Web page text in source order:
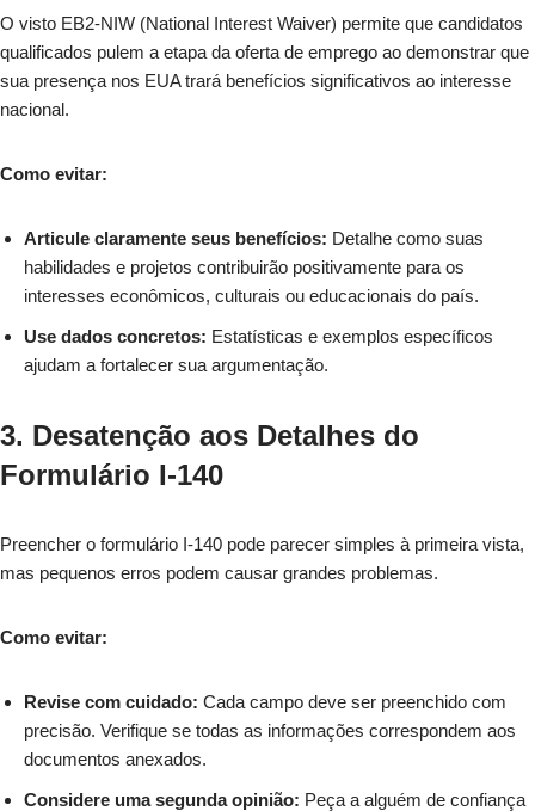
O visto EB2-NIW (National Interest Waiver) permite que candidatos
qualificados pulem a etapa da oferta de emprego ao demonstrar que
sua presença nos EUA trará benefícios significativos ao interesse
nacional.
Como evitar:
Articule claramente seus benefícios: Detalhe como suas
habilidades e projetos contribuirão positivamente para os
interesses econômicos, culturais ou educacionais do país.
Use dados concretos: Estatísticas e exemplos específicos
ajudam a fortalecer sua argumentação.
3. Desatenção aos Detalhes do
Formulário I-140
Preencher o formulário I-140 pode parecer simples à primeira vista,
mas pequenos erros podem causar grandes problemas.
Como evitar:
Revise com cuidado: Cada campo deve ser preenchido com
precisão. Verifique se todas as informações correspondem aos
documentos anexados.
Considere uma segunda opinião: Peça a alguém de confiança